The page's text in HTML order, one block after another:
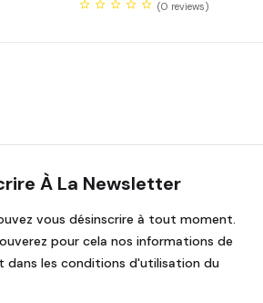
(0 reviews)
À La Newsletter
vous désinscrire à tout moment.
pour cela nos informations de
dans les conditions d'utilisation du